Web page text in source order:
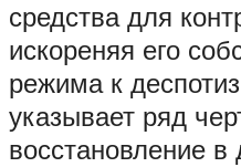
средства для
искореняя его
режима к
указывает ряд
восстановление в